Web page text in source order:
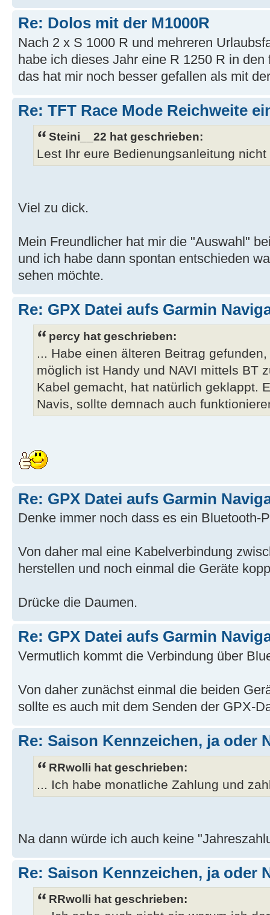
Re: Dolos mit der M1000R
Nach 2 x S 1000 R und mehreren
habe ich dieses Jahr eine R 1250 R in
das hat mir noch besser gefallen als mit
Re: TFT Race Mode Reichweite
Steini__22 hat geschrieben:
Lest Ihr eure Bedienungsanleitung nicht
Viel zu dick.
Mein Freundlicher hat mir die "Auswahl"
und ich habe dann spontan entschieden
sehen möchte.
Re: GPX Datei aufs Garmin
percy hat geschrieben:
... Habe einen älteren Beitrag
möglich ist Handy und NAVI mittels BT
Kabel gemacht, hat natürlich geklappt.
Navis, sollte demnach auch
Re: GPX Datei aufs Garmin
Denke immer noch dass es ein Bluetooth-
Von daher mal eine Kabelverbindung
herstellen und noch einmal die Geräte
Drücke die Daumen.
Re: GPX Datei aufs Garmin
Vermutlich kommt die Verbindung über
Von daher zunächst einmal die beiden
sollte es auch mit dem Senden der GPX-
Re: Saison Kennzeichen, ja oder
RRwolli hat geschrieben:
... Ich habe monatliche Zahlung und
Na dann würde ich auch keine
Re: Saison Kennzeichen, ja oder
RRwolli hat geschrieben: